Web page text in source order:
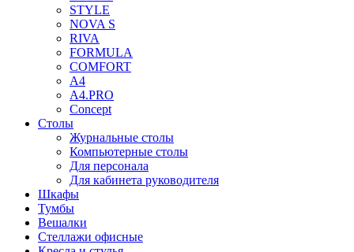
STYLE
NOVA S
RIVA
FORMULA
COMFORT
A4
A4.PRO
Concept
Столы
Журнальные столы
Компьютерные столы
Для персонала
Для кабинета руководителя
Шкафы
Тумбы
Вешалки
Стеллажи офисные